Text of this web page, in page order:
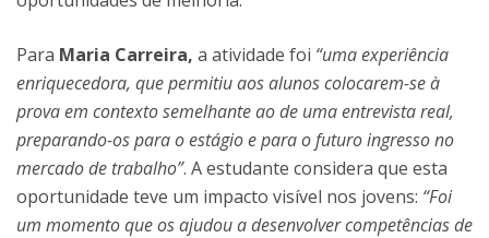
Para Maria Carreira, a atividade foi “uma experiência
enriquecedora, que permitiu aos alunos colocarem-se à
prova em contexto semelhante ao de uma entrevista real,
preparando-os para o estágio e para o futuro ingresso no
mercado de trabalho”. A estudante considera que esta
oportunidade teve um impacto visível nos jovens: “Foi
um momento que os ajudou a desenvolver competências de